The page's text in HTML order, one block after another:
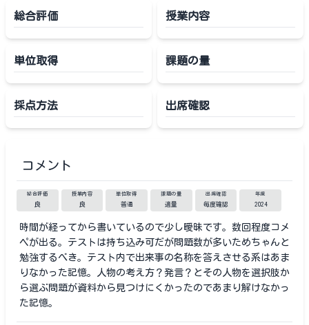
総合評価 授業内容
単位取得 課題の量
採点方法 出席確認
コメント
総合評価
良
授業内容
良
単位取得
普通
課題の量
適量
出席確認
毎度確認
年度
2024
時間が経ってから書いているので少し曖昧です。数回程度コメ
ペが出る。テストは持ち込み可だが問題数が多いためちゃんと
勉強するべき。テスト内で出来事の名称を答えさせる系はあま
りなかった記憶。人物の考え方？発言？とその人物を選択肢か
ら選ぶ問題が資料から見つけにくかったのであまり解けなかっ
た記憶。